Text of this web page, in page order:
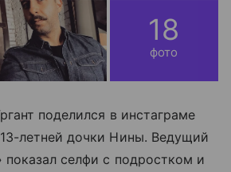
18
фото
поделился в инстаграме
летней дочки Нины. Ведущий
показал селфи с подростком и